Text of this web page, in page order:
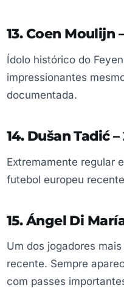
13. Coen Moulijn
Ídolo histórico do
impressionantes
documentada.
14. Dušan Tadić
Extremamente regular
futebol europeu
15. Ángel Di
Um dos jogadores
recente. Sempre
com passes